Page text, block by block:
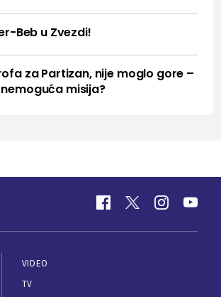
Beb u Zvezdi!
za Partizan, nije moglo gore –
misija?
VIDEO
TV